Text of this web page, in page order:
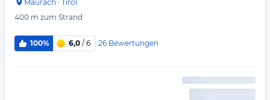
Maurach · Tirol
400 m zum Strand
100% 6,0 / 6 26 Bewertungen